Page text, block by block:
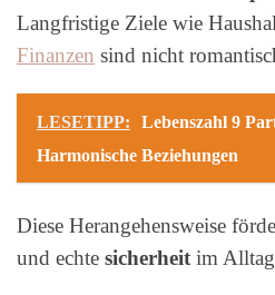
Langfristige Ziele wie
Finanzen sind nicht
LESETIPP:
Lebenszahl 9
Harmonische Beziehungen
Diese Herangehensweise
und echte sicherheit im